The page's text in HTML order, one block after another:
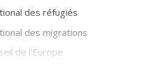
des réfugiés
des migrations
de l'Europe
européenne